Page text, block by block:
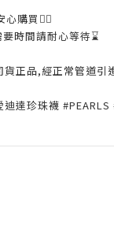
購買👌🏼
時間請耐心等待⌛️
正品,經正常管道引
達珍珠襪 #PEARLS